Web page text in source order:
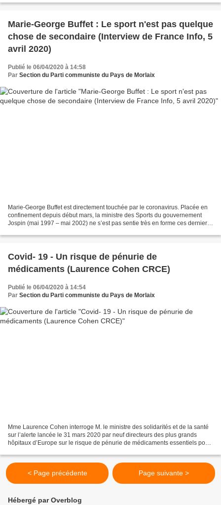
Marie-George Buffet : Le sport n'est pas quelque
chose de secondaire (Interview de France Info, 5
avril 2020)
Publié le 06/04/2020 à 14:58
Par Section du Parti communiste du Pays de Morlaix
Marie-George Buffet est directement touchée par le coronavirus. Placée en
confinement depuis début mars, la ministre des Sports du gouvernement
Jospin (mai 1997 – mai 2002) ne s’est pas sentie très en forme ces derniers
Covid- 19 - Un risque de pénurie de
médicaments (Laurence Cohen CRCE)
Publié le 06/04/2020 à 14:54
Par Section du Parti communiste du Pays de Morlaix
Mme Laurence Cohen interroge M. le ministre des solidarités et de la santé
sur l’alerte lancée le 31 mars 2020 par neuf directeurs des plus grands
hôpitaux d’Europe sur le risque de pénurie de médicaments essentiels pour
< Page précédente Page suivante >
Hébergé par Overblog